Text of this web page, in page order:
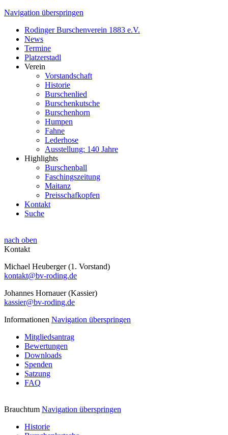
Navigation überspringen
Rodinger Burschenverein 1883 e.V.
News
Termine
Platzerstadl
Verein
Vorstandschaft
Historie
Burschenlied
Burschenkutsche
Burschenhorn
Humpen
Fahne
Lederhose
Ausstellung: 140 Jahre
Highlights
Burschenball
Faschingszeitung
Maitanz
Preisschafkopfen
Kontakt
Suche
nach oben
Kontakt
Michael Heuberger (1. Vorstand)
kontakt@bv-roding.de
Johannes Hornauer (Kassier)
kassier@bv-roding.de
Informationen Navigation überspringen
Mitgliedsantrag
Bewertungen
Downloads
Spenden
Satzung
FAQ
Brauchtum Navigation überspringen
Historie